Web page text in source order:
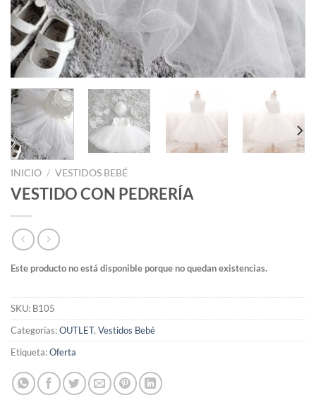
INICIO / VESTIDOS BEBÉ
VESTIDO CON PEDRERÍA
Este producto no está disponible porque no quedan existencias.
SKU: B105
Categorías:OUTLET, Vestidos Bebé
Etiqueta:Oferta